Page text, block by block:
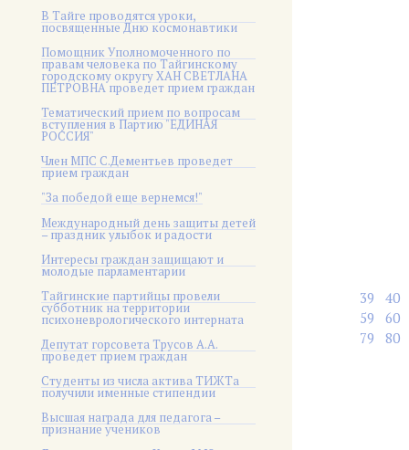
В Тайге проводятся уроки,
посвященные Дню космонавтики
Помощник Уполномоченного по
правам человека по Тайгинскому
городскому округу ХАН СВЕТЛАНА
ПЕТРОВНА проведет прием граждан
Тематический прием по вопросам
вступления в Партию "ЕДИНАЯ
РОССИЯ"
Член МПС С.Дементьев проведет
прием граждан
"За победой еще вернемся!"
Международный день защиты детей
– праздник улыбок и радости
Интересы граждан защищают и
молодые парламентарии
Тайгинские партийцы провели
субботник на территории
психоневрологического интерната
Депутат горсовета Трусов А.А.
проведет прием граждан
Студенты из числа актива ТИЖТа
получили именные стипендии
Высшая награда для педагога –
признание учеников
39
40
59
60
79
80